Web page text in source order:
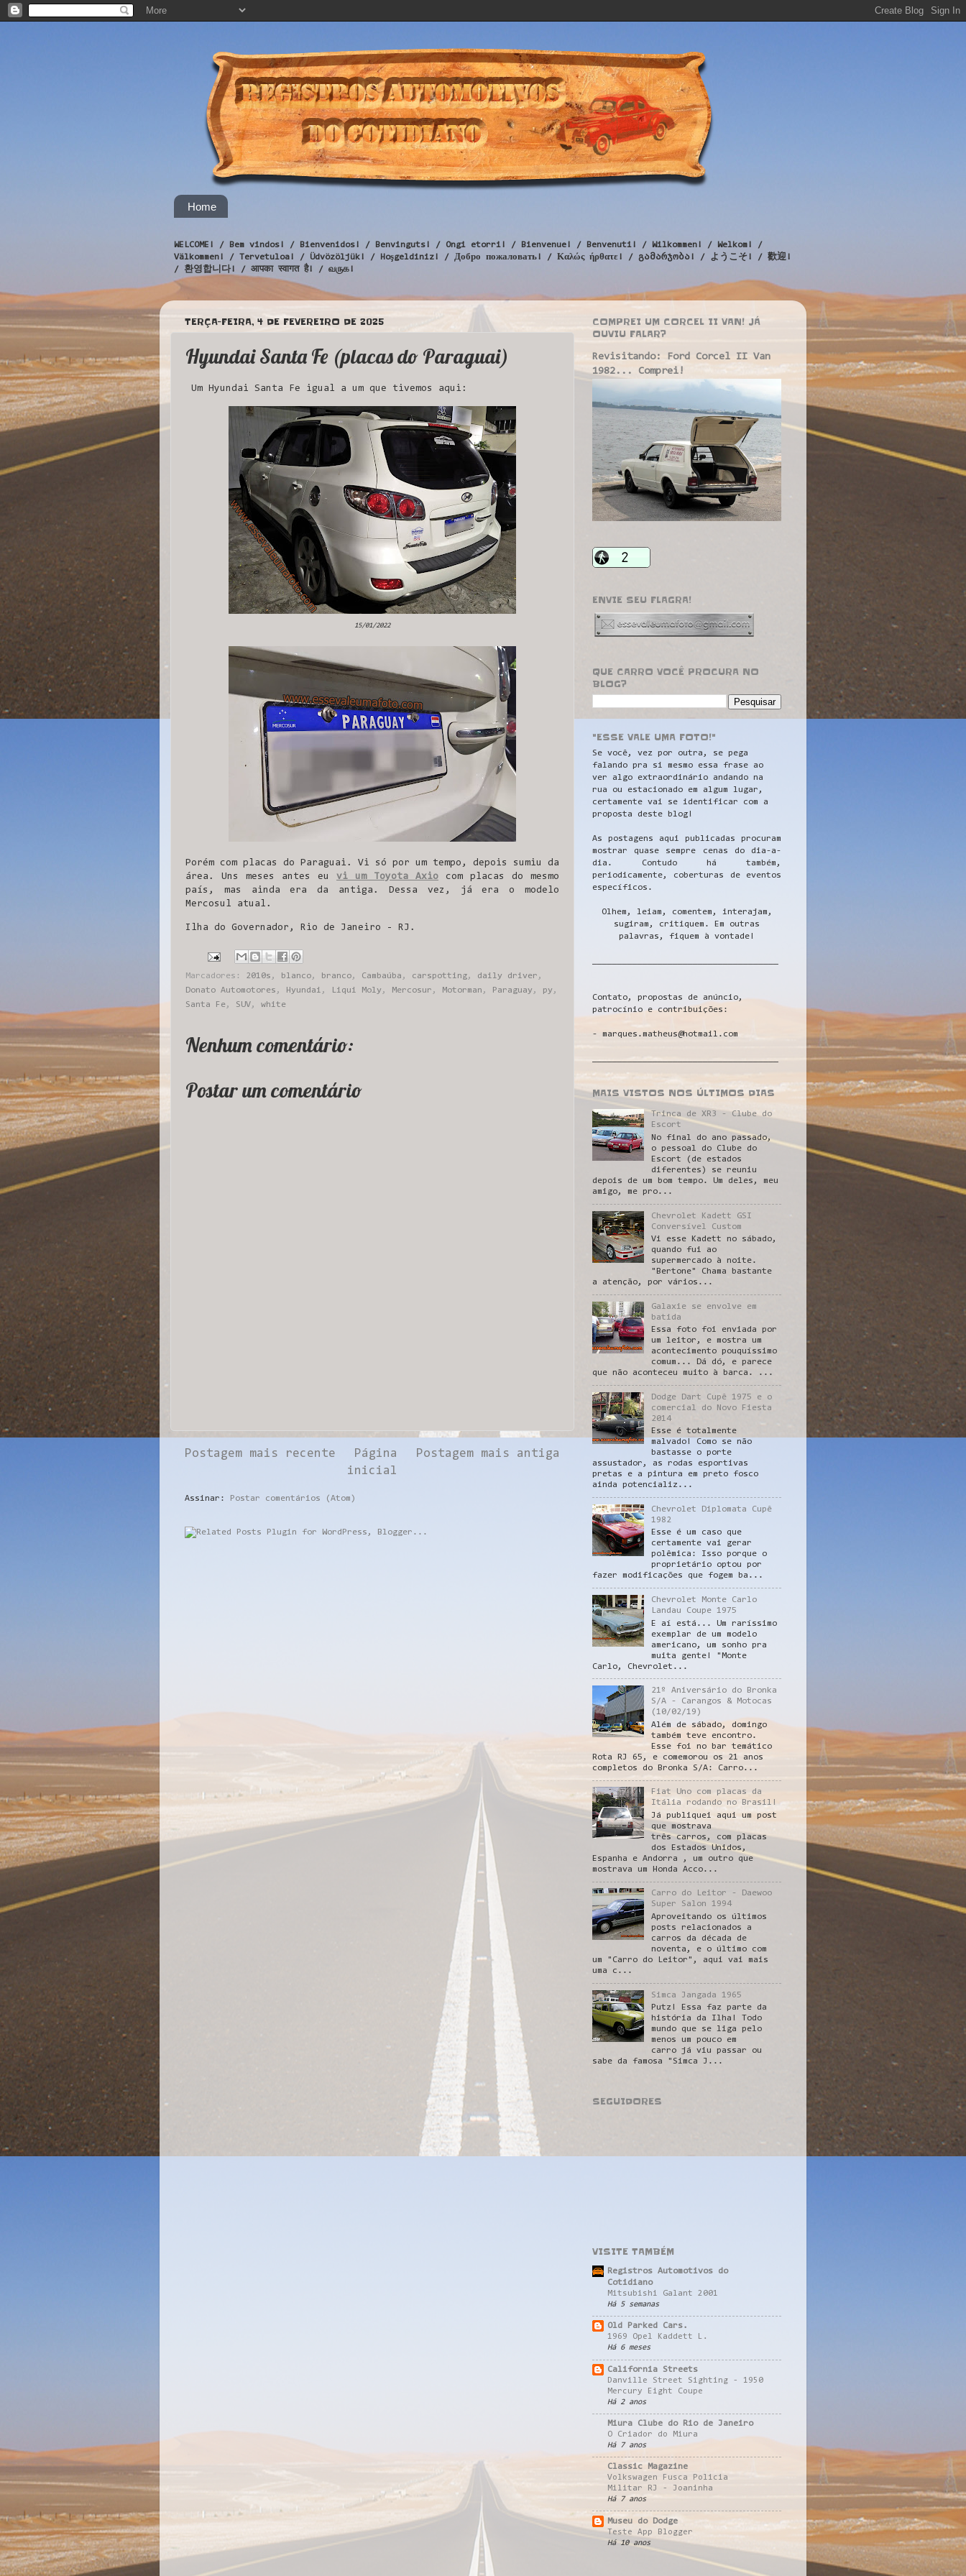
Home
WELCOME! / Bem vindos! / Bienvenidos! / Benvinguts! / Ongi etorri! / Bienvenue! / Benvenuti! / Wilkommen! / Welkom! /
Välkommen! / Tervetuloa! / Üdvözöljük! / Hoşgeldiniz! / Добро пожаловать! / Καλώς ήρθατε! / გამარჯობა! / ようこそ! / 歡迎!
/ 환영합니다! / आपका स्वागत है! / வருக!
TERÇA-FEIRA, 4 DE FEVEREIRO DE 2025
Hyundai Santa Fe (placas do Paraguai)
Um Hyundai Santa Fe igual a um que tivemos aqui:
15/01/2022
Porém com placas do Paraguai. Vi só por um tempo, depois sumiu da
área. Uns meses antes eu vi um Toyota Axio com placas do mesmo
país, mas ainda era da antiga. Dessa vez, já era o modelo
Mercosul atual.
Ilha do Governador, Rio de Janeiro - RJ.
Marcadores: 2010s , blanco, branco, Cambaúba , carspotting, daily driver ,
Donato Automotores , Hyundai , Liqui Moly , Mercosur , Motorman , Paraguay , py ,
Santa Fe, SUV, white
Nenhum comentário:
Postar um comentário
Postagem mais recente Postagem mais antiga
Página
inicial
Assinar: Postar comentários (Atom)
COMPREI UM CORCEL II VAN! JÁ
OUVIU FALAR?
Revisitando: Ford Corcel II Van
1982... Comprei!
ENVIE SEU FLAGRA!
QUE CARRO VOCÊ PROCURA NO
BLOG?
"ESSE VALE UMA FOTO!"
Se você, vez por outra, se pega
falando pra si mesmo essa frase ao
ver algo extraordinário andando na
rua ou estacionado em algum lugar,
certamente vai se identificar com a
proposta deste blog!
As postagens aqui publicadas procuram
mostrar quase sempre cenas do dia-a-
dia. Contudo há também,
periodicamente, coberturas de eventos
específicos.
Olhem, leiam, comentem, interajam,
sugiram, critiquem. Em outras
palavras, fiquem à vontade!
Contato, propostas de anúncio,
patrocínio e contribuições:
- marques.matheus@hotmail.com
MAIS VISTOS NOS ÚLTIMOS DIAS
Trinca de XR3 - Clube do
Escort
No final do ano passado,
o pessoal do Clube do
Escort (de estados
diferentes) se reuniu
depois de um bom tempo. Um deles, meu
amigo, me pro...
Chevrolet Kadett GSI
Conversível Custom
Vi esse Kadett no sábado,
quando fui ao
supermercado à noite.
"Bertone" Chama bastante
a atenção, por vários...
Galaxie se envolve em
batida
Essa foto foi enviada por
um leitor, e mostra um
acontecimento pouquíssimo
comum... Dá dó, e parece
que não aconteceu muito à barca. ...
Dodge Dart Cupê 1975 e o
comercial do Novo Fiesta
2014
Esse é totalmente
malvado! Como se não
bastasse o porte
assustador, as rodas esportivas
pretas e a pintura em preto fosco
ainda potencializ...
Chevrolet Diplomata Cupê
1982
Esse é um caso que
certamente vai gerar
polêmica: Isso porque o
proprietário optou por
fazer modificações que fogem ba...
Chevrolet Monte Carlo
Landau Coupe 1975
E aí está... Um raríssimo
exemplar de um modelo
americano, um sonho pra
muita gente! "Monte
Carlo, Chevrolet...
21º Aniversário do Bronka
S/A - Carangos & Motocas
(10/02/19)
Além de sábado, domingo
também teve encontro.
Esse foi no bar temático
Rota RJ 65, e comemorou os 21 anos
completos do Bronka S/A: Carro...
Fiat Uno com placas da
Itália rodando no Brasil!
Já publiquei aqui um post
que mostrava
três carros, com placas
dos Estados Unidos,
Espanha e Andorra , um outro que
mostrava um Honda Acco...
Carro do Leitor - Daewoo
Super Salon 1994
Aproveitando os últimos
posts relacionados a
carros da década de
noventa, e o último com
um "Carro do Leitor", aqui vai mais
uma c...
Simca Jangada 1965
Putz! Essa faz parte da
história da Ilha! Todo
mundo que se liga pelo
menos um pouco em
carro já viu passar ou
sabe da famosa "Simca J...
SEGUIDORES
VISITE TAMBÉM
Registros Automotivos do
Cotidiano
Mitsubishi Galant 2001
Há 5 semanas
Old Parked Cars.
1969 Opel Kaddett L.
Há 6 meses
California Streets
Danville Street Sighting - 1950
Mercury Eight Coupe
Há 2 anos
Miura Clube do Rio de Janeiro
O Criador do Miura
Há 7 anos
Classic Magazine
Volkswagen Fusca Policia
Militar RJ - Joaninha
Há 7 anos
Museu do Dodge
Teste App Blogger
Há 10 anos